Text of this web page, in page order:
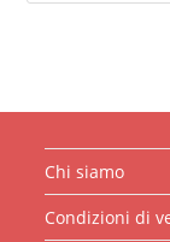
Chi siamo
Condizioni di